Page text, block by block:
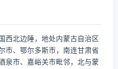
西北边陲，地处内蒙古自治区
市、鄂尔多斯市，南连甘肃省
泉市、嘉峪关市毗邻，北与蒙